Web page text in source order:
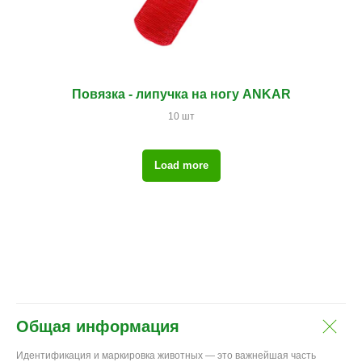
Повязка - липучка на ногу ANKAR
10 шт
Load more
Общая информация
Идентификация и маркировка животных — это важнейшая часть